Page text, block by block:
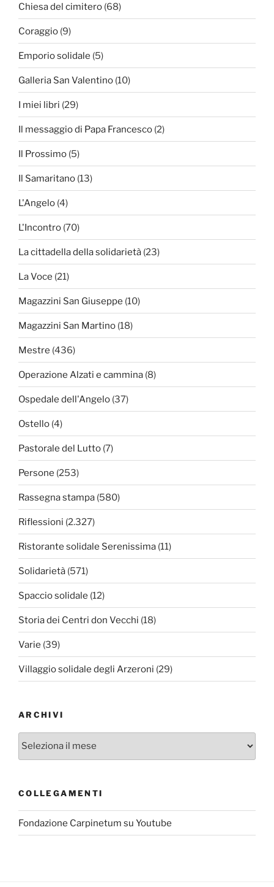
Chiesa del cimitero (68)
Coraggio (9)
Emporio solidale (5)
Galleria San Valentino (10)
I miei libri (29)
Il messaggio di Papa Francesco (2)
Il Prossimo (5)
Il Samaritano (13)
L'Angelo (4)
L'Incontro (70)
La cittadella della solidarietà (23)
La Voce (21)
Magazzini San Giuseppe (10)
Magazzini San Martino (18)
Mestre (436)
Operazione Alzati e cammina (8)
Ospedale dell'Angelo (37)
Ostello (4)
Pastorale del Lutto (7)
Persone (253)
Rassegna stampa (580)
Riflessioni (2.327)
Ristorante solidale Serenissima (11)
Solidarietà (571)
Spaccio solidale (12)
Storia dei Centri don Vecchi (18)
Varie (39)
Villaggio solidale degli Arzeroni (29)
ARCHIVI
Archivi
COLLEGAMENTI
Fondazione Carpinetum su Youtube